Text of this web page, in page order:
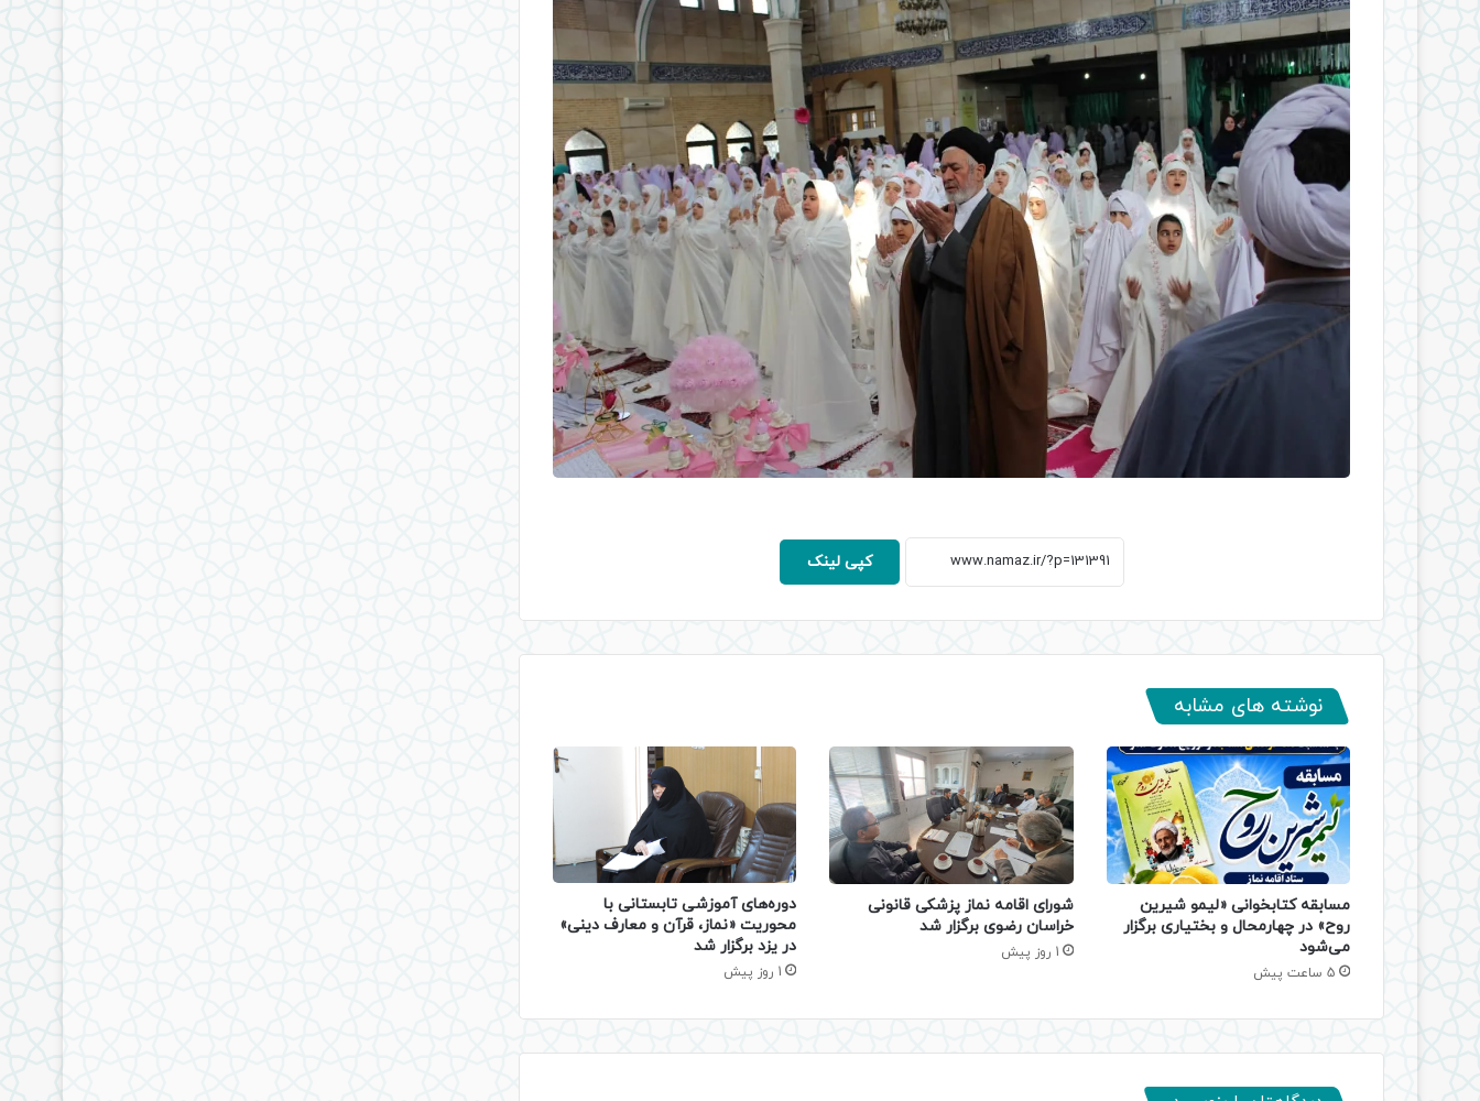
کپی لینک
نوشته های مشابه
مسابقه کتابخوانی «لیمو شیرین
روح» در چهارمحال و بختیاری برگزار
می‌شود
5 ساعت پیش
شورای اقامه نماز پزشکی قانونی
خراسان رضوی برگزار شد
1 روز پیش
دوره‌های آموزشی تابستانی با
محوریت «نماز، قرآن و معارف دینی»
در یزد برگزار شد
1 روز پیش